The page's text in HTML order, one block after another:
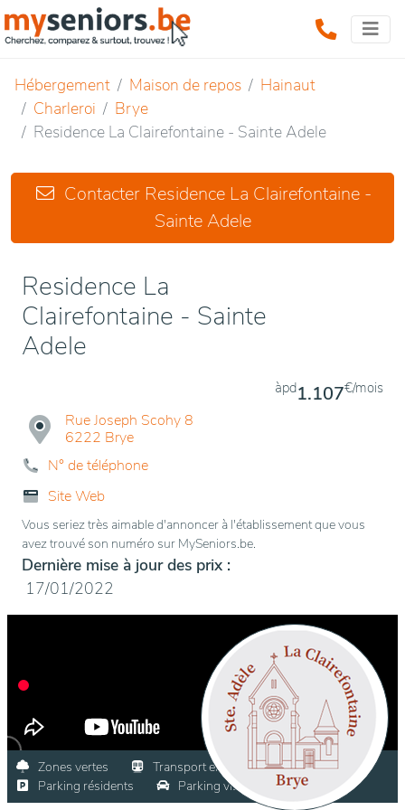
Hébergement Maison de repos
Hainaut
Charleroi
Brye
Residence La Clairefontaine - Sainte Adele
Residence La
Clairefontaine - Sainte
Adele
Rue Joseph Scohy 8
6222 Brye
àpd1.107€/mois
N° de téléphone
Site Web
Vous seriez très aimable d'annoncer à l'établissement que vous
avez trouvé son numéro sur MySeniors.be.
Dernière mise à jour des prix :
17/01/2022
Zones vertes
Transport en commun
Parking résidents
Parking visiteurs
Contacter Residence La Clairefontaine -
Sainte Adele